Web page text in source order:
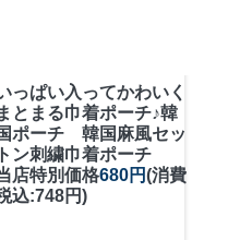
っぱい入ってかわいく
とまる巾着ポーチ♪韓
ポーチ 韓国麻風セッ
トン刺繍巾着ポーチ
店特別価格680円(消費
込:748円)